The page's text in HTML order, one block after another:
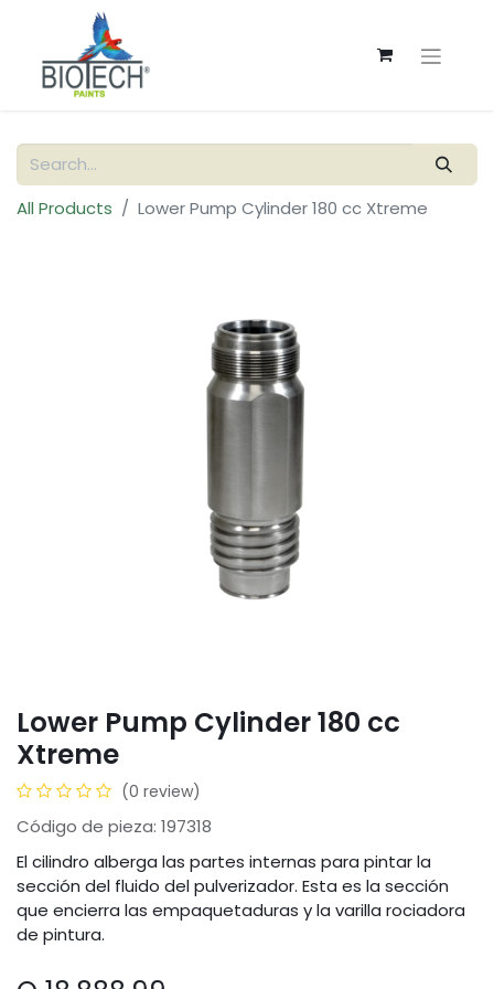
All Products Lower Pump Cylinder 180 cc Xtreme
Lower Pump Cylinder 180 cc
Xtreme
(0 review)
Código de pieza: 197318
El cilindro alberga las partes internas para pintar la
sección del fluido del pulverizador. Esta es la sección
que encierra las empaquetaduras y la varilla rociadora
de pintura.